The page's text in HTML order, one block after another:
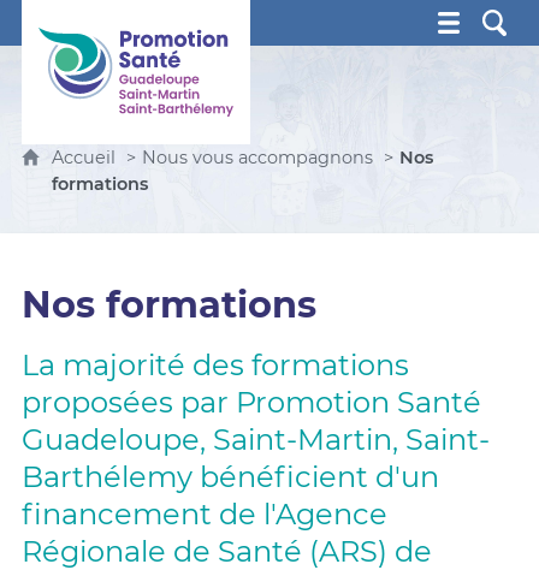
Promotion Santé Guadeloupe, Saint-Martin, Saint
Accueil Nous vous accompagnons
Nos
formations
Nos formations
La majorité des formations
proposées par Promotion Santé
Guadeloupe, Saint-Martin, Saint-
Barthélemy bénéficient d'un
financement de l'Agence
Régionale de Santé (ARS) de